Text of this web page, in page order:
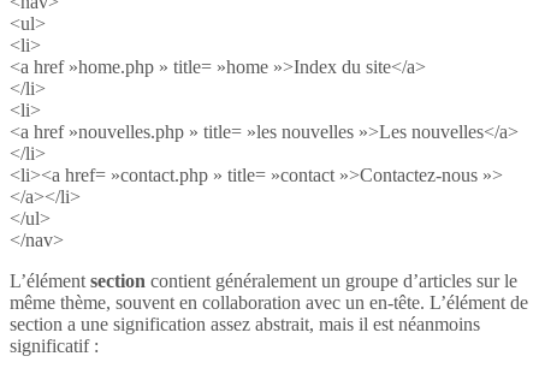
<ul>
<li>
<a href »home.php » title= »home »>Index du site</a>
</li>
<li>
<a href »nouvelles.php » title= »les nouvelles »>Les nouvelles</a>
</li>
<li><a href= »contact.php » title= »contact »>Contactez-nous »>
</a></li>
</ul>
</nav>
L’élément section contient généralement un groupe d’articles sur le
même thème, souvent en collaboration avec un en-tête. L’élément de
section a une signification assez abstrait, mais il est néanmoins
significatif :